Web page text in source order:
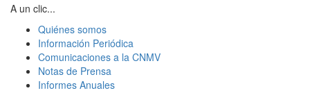
A un clic...
Quiénes somos
Información Periódica
Comunicaciones a la CNMV
Notas de Prensa
Informes Anuales